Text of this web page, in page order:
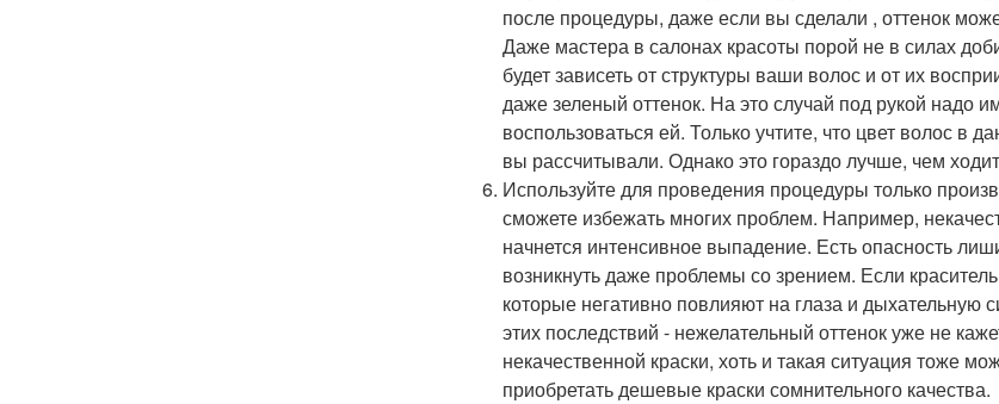
после процедуры, даже если вы сделали , оттенок
Даже мастера в салонах красоты порой не в силах
будет зависеть от структуры ваши волос и от их
даже зеленый оттенок. На это случай под рукой надо
воспользоваться ей. Только учтите, что цвет волос в
вы рассчитывали. Однако это гораздо лучше, чем
Используйте для проведения процедуры только
сможете избежать многих проблем. Например,
начнется интенсивное выпадение. Есть опасность
возникнуть даже проблемы со зрением. Если
которые негативно повлияют на глаза и дыхательную
этих последствий - нежелательный оттенок уже не
некачественной краски, хоть и такая ситуация тоже
приобретать дешевые краски сомнительного качества.